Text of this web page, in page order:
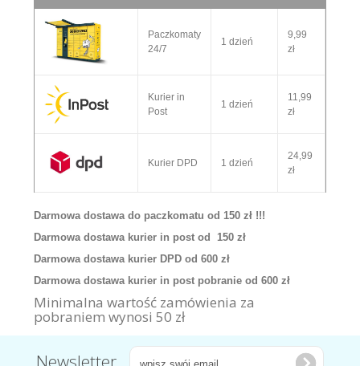
Paczkomaty
24/7
1 dzień
9,99
zł
Kurier in
Post
1 dzień
11,99
zł
Kurier DPD 1 dzień
24,99
zł
Darmowa dostawa do paczkomatu od 150 zł !!!
Darmowa dostawa kurier in post od 150 zł
Darmowa dostawa kurier DPD od 600 zł
Darmowa dostawa kurier in post pobranie od 600 zł
Minimalna wartość zamówienia za
pobraniem wynosi 50 zł
Newsletter